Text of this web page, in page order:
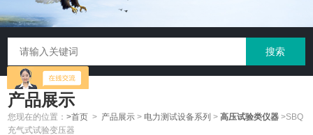
产品展示
您现在的位置：>首页 > 产品展示 > 电力测试设备系列 >高压试验类仪器 >SBQ
充气式试验变压器